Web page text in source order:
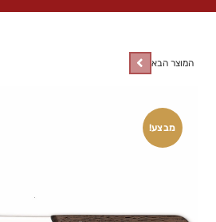
מבצע!
המוצר הבא